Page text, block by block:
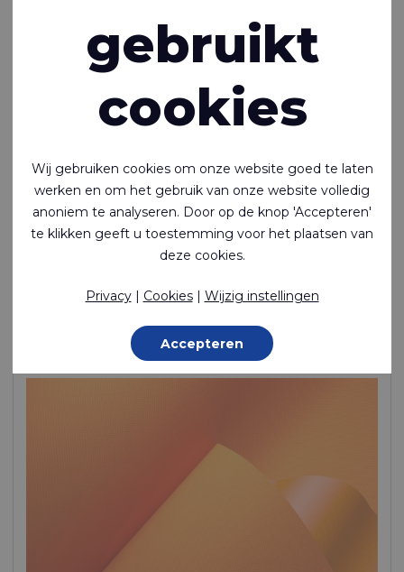
Riverseal® 200
Lichtgewicht, luchtdicht, TPU-coating aan 1 zijde, nylon
Polyamide (Nylon) - 235 Dtex , Thermoplastisch polyurethaan
Op voorraad
gebruikt
cookies
Wij gebruiken cookies om onze website goed te laten
werken en om het gebruik van onze website volledig
anoniem te analyseren. Door op de knop 'Accepteren'
te klikken geeft u toestemming voor het plaatsen van
deze cookies.
Privacy| Cookies| Wijzig instellingen
Accepteren